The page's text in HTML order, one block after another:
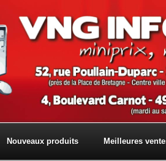
Nouveaux produits Meilleures